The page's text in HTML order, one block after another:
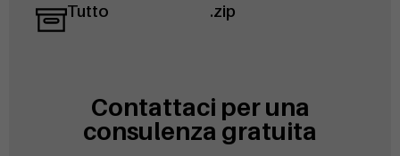
Tutto .zip
Contattaci per una
consulenza gratuita